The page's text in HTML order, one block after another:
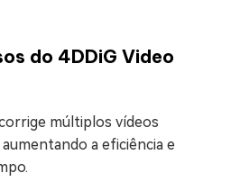
do 4DDiG Video
múltiplos vídeos
a eficiência e